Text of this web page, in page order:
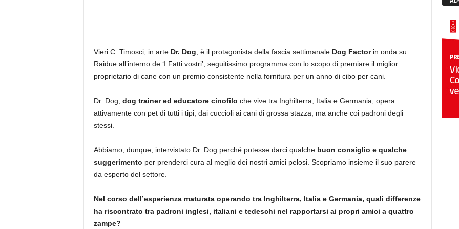
Vieri C. Timosci, in arte Dr. Dog , è il protagonista della fascia settimanale Dog Factorin onda su
Raidue all’interno de ‘I Fatti vostri’, seguitissimo programma con lo scopo di premiare il miglior
proprietario di cane con un premio consistente nella fornitura per un anno di cibo per cani.
Dr. Dog, dog trainer ed educatore cinofilo che vive tra Inghilterra, Italia e Germania, opera
attivamente con pet di tutti i tipi, dai cuccioli ai cani di grossa stazza, ma anche coi padroni degli
stessi.
Abbiamo, dunque, intervistato Dr. Dog perché potesse darci qualche buon consiglio e qualche
suggerimento per prenderci cura al meglio dei nostri amici pelosi. Scopriamo insieme il suo parere
da esperto del settore.
Nel corso dell’esperienza maturata operando tra Inghilterra, Italia e Germania, quali differenze
ha riscontrato tra padroni inglesi, italiani e tedeschi nel rapportarsi ai propri amici a quattro
zampe?